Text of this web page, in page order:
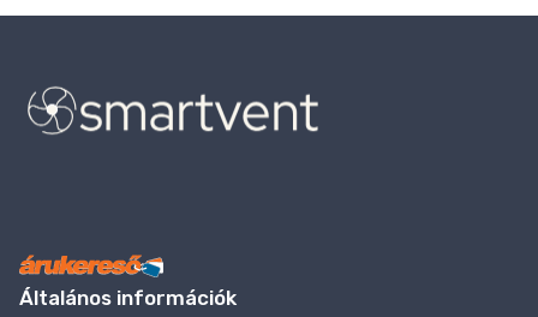
Általános információk